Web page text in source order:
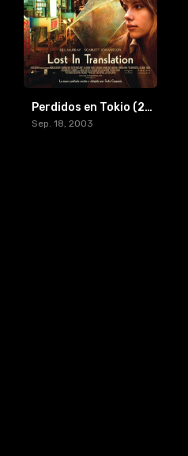
Perdidos en Tokio (2003) [BR-RIP] [HD-1080p]
Sep. 18, 2003